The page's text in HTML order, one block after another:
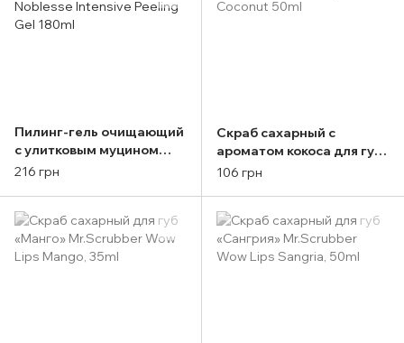
Пилинг-гель очищающий
с улитковым муцином
FarmStay Escargot
216 грн
Скраб сахарный с
ароматом кокоса для губ
Mr.Scrubber Wow Lips
106 грн